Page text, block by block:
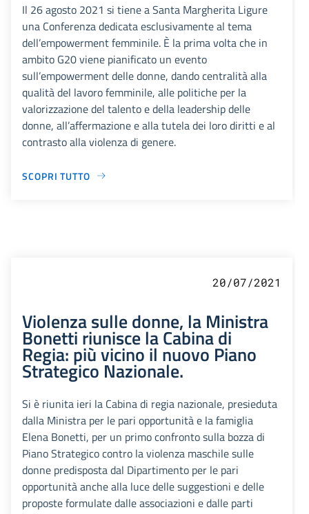
Il 26 agosto 2021 si tiene a Santa Margherita Ligure
una Conferenza dedicata esclusivamente al tema
dell’empowerment femminile. È la prima volta che in
ambito G20 viene pianificato un evento
sull’empowerment delle donne, dando centralità alla
qualità del lavoro femminile, alle politiche per la
valorizzazione del talento e della leadership delle
donne, all’affermazione e alla tutela dei loro diritti e al
contrasto alla violenza di genere.
SCOPRI TUTTO
20/07/2021
Violenza sulle donne, la Ministra
Bonetti riunisce la Cabina di
Regia: più vicino il nuovo Piano
Strategico Nazionale.
Si è riunita ieri la Cabina di regia nazionale, presieduta
dalla Ministra per le pari opportunità e la famiglia
Elena Bonetti, per un primo confronto sulla bozza di
Piano Strategico contro la violenza maschile sulle
donne predisposta dal Dipartimento per le pari
opportunità anche alla luce delle suggestioni e delle
proposte formulate dalle associazioni e dalle parti